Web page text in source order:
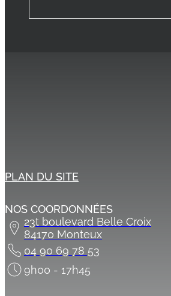
PLAN DU SITE
NOS COORDONNÉES
23t boulevard Belle Croix
84170 Monteux
04 90 69 78 53
9h00 - 17h45